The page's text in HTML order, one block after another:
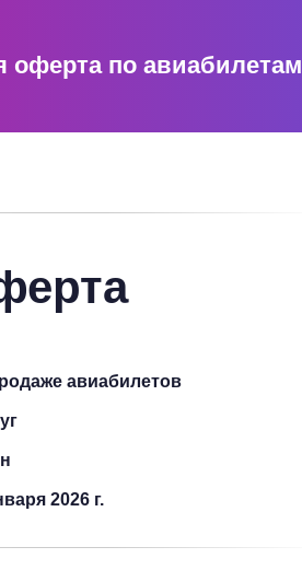
оферта по авиабилетам
авиабилетов
2026 г.